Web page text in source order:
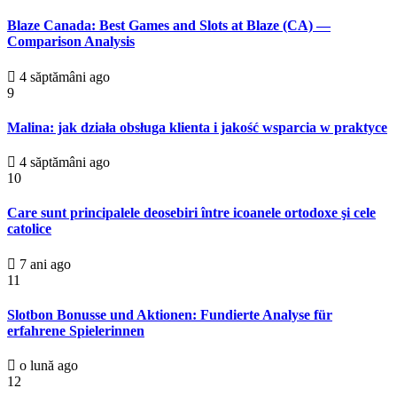
Blaze Canada: Best Games and Slots at Blaze (CA) —
Comparison Analysis
4 săptămâni ago
9
Malina: jak działa obsługa klienta i jakość wsparcia w praktyce
4 săptămâni ago
10
Care sunt principalele deosebiri între icoanele ortodoxe şi cele
catolice
7 ani ago
11
Slotbon Bonusse und Aktionen: Fundierte Analyse für
erfahrene Spielerinnen
o lună ago
12